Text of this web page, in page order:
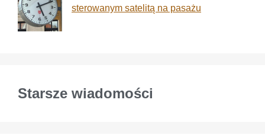
sterowanym satelitą na pasażu
Starsze wiadomości